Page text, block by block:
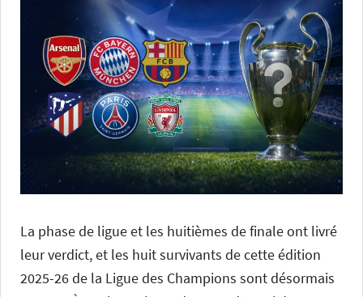
La phase de ligue et les huitièmes de finale ont livré
leur verdict, et les huit survivants de cette édition
2025-26 de la Ligue des Champions sont désormais